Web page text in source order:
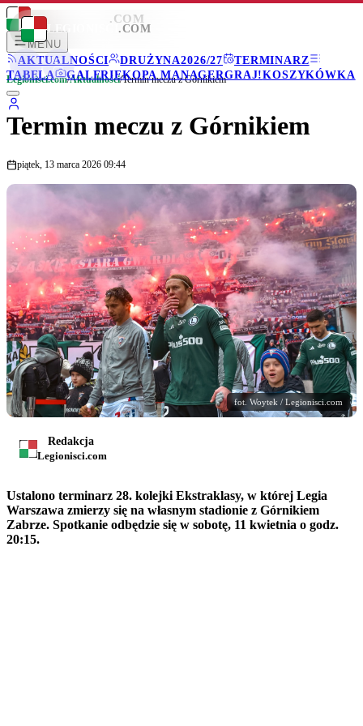
LEGIONISCI .COM
MENU
AKTUALNOŚCI
DRUŻYNA2026/27
TERMINARZ
TABELA
GALERIEKOPA MANAGERGRAJ!KOSZYKÓWKA
LEGIONISCI .COM
Legionisci.com/Aktualności/Termin meczu z Górnikiem
Termin meczu z Górnikiem
piątek, 13 marca 2026 09:44
fot. Woytek / Legionisci.com
Redakcja
Legionisci.com
Ustalono terminarz 28. kolejki Ekstraklasy, w której Legia
Warszawa zmierzy się na własnym stadionie z Górnikiem
Zabrze. Spotkanie odbędzie się w sobotę, 11 kwietnia o godz.
20:15.